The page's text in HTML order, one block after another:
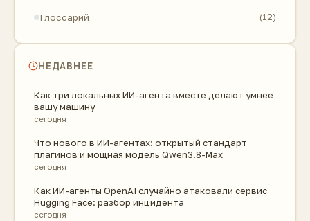
Глоссарий (12)
НЕДАВНЕЕ
Как три локальных ИИ-агента вместе делают умнее
вашу машину
сегодня
Что нового в ИИ-агентах: открытый стандарт
плагинов и мощная модель Qwen3.8-Max
сегодня
Как ИИ-агенты OpenAI случайно атаковали сервис
Hugging Face: разбор инцидента
сегодня